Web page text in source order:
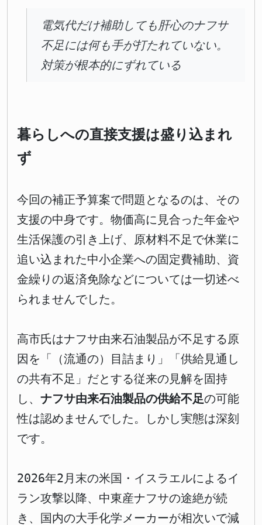
電気代だけ補助しても肝心のナフサ
不足には何も手が打たれていない。
対策が根本的にずれている
暮らしへの直接支援は盛り込まれ
ず
今回の補正予算案で問題となるのは、その
支援の中身です。物価高に見合った年金や
生活保護の引き上げ、原材料不足で休業に
追い込まれた中小企業への固定費補助、資
金繰りの返済免除などについては一切述べ
られませんでした。
高市氏はナフサ由来石油製品が不足する原
因を「（流通の）目詰まり」「供給見通し
の共有不足」だとする従来の見解を固持
し、 ナフサ由来石油製品の供給不足の可能
性は認めませんでした。しかし実態は深刻
です。
2026年2月末の米国・イスラエルによるイ
ラン攻撃以降、中東産ナフサの途絶が続
き、国内の大手化学メーカーが相次いで減